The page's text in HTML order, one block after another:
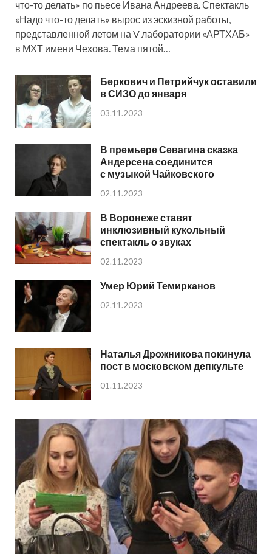
что-то делать» по пьесе Ивана Андреева. Спектакль
«Надо что-то делать» вырос из эскизной работы,
представленной летом на V лаборатории «АРТХАБ»
в МХТ имени Чехова. Тема пятой…
Беркович и Петрийчук оставили
в СИЗО до января
03.11.2023
В премьере Севагина сказка
Андерсена соединится
с музыкой Чайковского
02.11.2023
В Воронеже ставят
инклюзивный кукольный
спектакль о звуках
02.11.2023
Умер Юрий Темирканов
02.11.2023
Наталья Дрожникова покинула
пост в московском депкульте
01.11.2023